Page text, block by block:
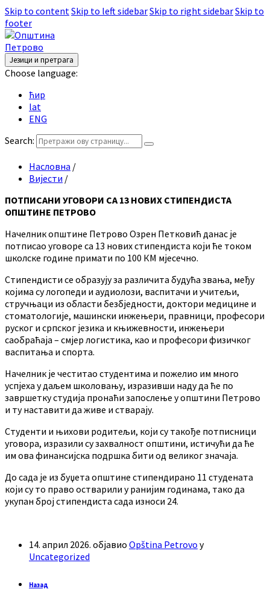
Skip to contentSkip to left sidebarSkip to right sidebarSkip to
footer
Језици и претрага
Choose language:
ћир
lat
ENG
Search:
Насловна /
Вијести /
ПОТПИСАНИ УГОВОРИ СА 13 НОВИХ СТИПЕНДИСТА
ОПШТИНЕ ПЕТРОВО
Начелник општине Петрово Озрен Петковић данас је
потписао уговоре са 13 нових стипендиста који ће током
школске године примати по 100 КМ мјесечно.
Стипендисти се образују за различита будућа звања, међу
којима су логопеди и аудиолози, васпитачи и учитељи,
стручњаци из области безбједности, доктори медицине и
стоматологије, машински инжењери, правници, професори
руског и српског језика и књижевности, инжењери
саобраћаја – смјер логистика, као и професори физичког
васпитања и спорта.
Начелник је честитао студентима и пожелио им много
успјеха у даљем школовању, изразивши наду да ће по
завршетку студија пронаћи запослење у општини Петрово
и ту наставити да живе и стварају.
Студенти и њихови родитељи, који су такође потписници
уговора, изразили су захвалност општини, истичући да ће
им ова финансијска подршка бити од великог значаја.
До сада је из буџета општине стипендирано 11 студената
који су то право остварили у ранијим годинама, тако да
укупан број стипендиста сада износи 24.
14. април 2026. објавио Opština Petrovo у
Uncategorized
Назад